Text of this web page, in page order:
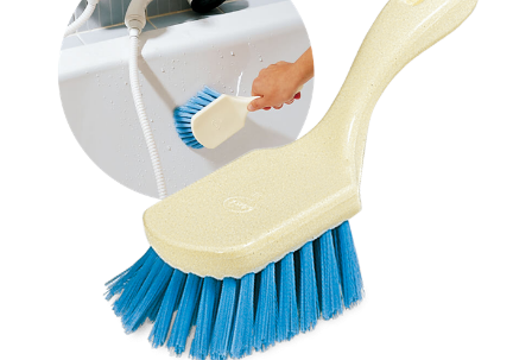
Bad
Haarverzorging
Catalogus
Douche
Lichaamsverzorging
Kruidencrèmes
Voetverzorging